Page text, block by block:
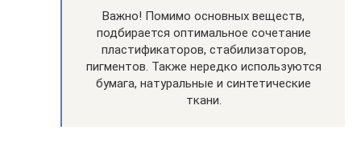
Важно! Помимо основных веществ,
подбирается оптимальное сочетание
пластификаторов, стабилизаторов,
пигментов. Также нередко используются
бумага, натуральные и синтетические
ткани.